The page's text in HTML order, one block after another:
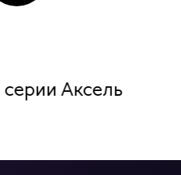
Аксель